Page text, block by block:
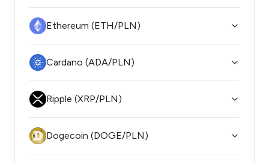
Ethereum (ETH/PLN)
Cardano (ADA/PLN)
Ripple (XRP/PLN)
Dogecoin (DOGE/PLN)